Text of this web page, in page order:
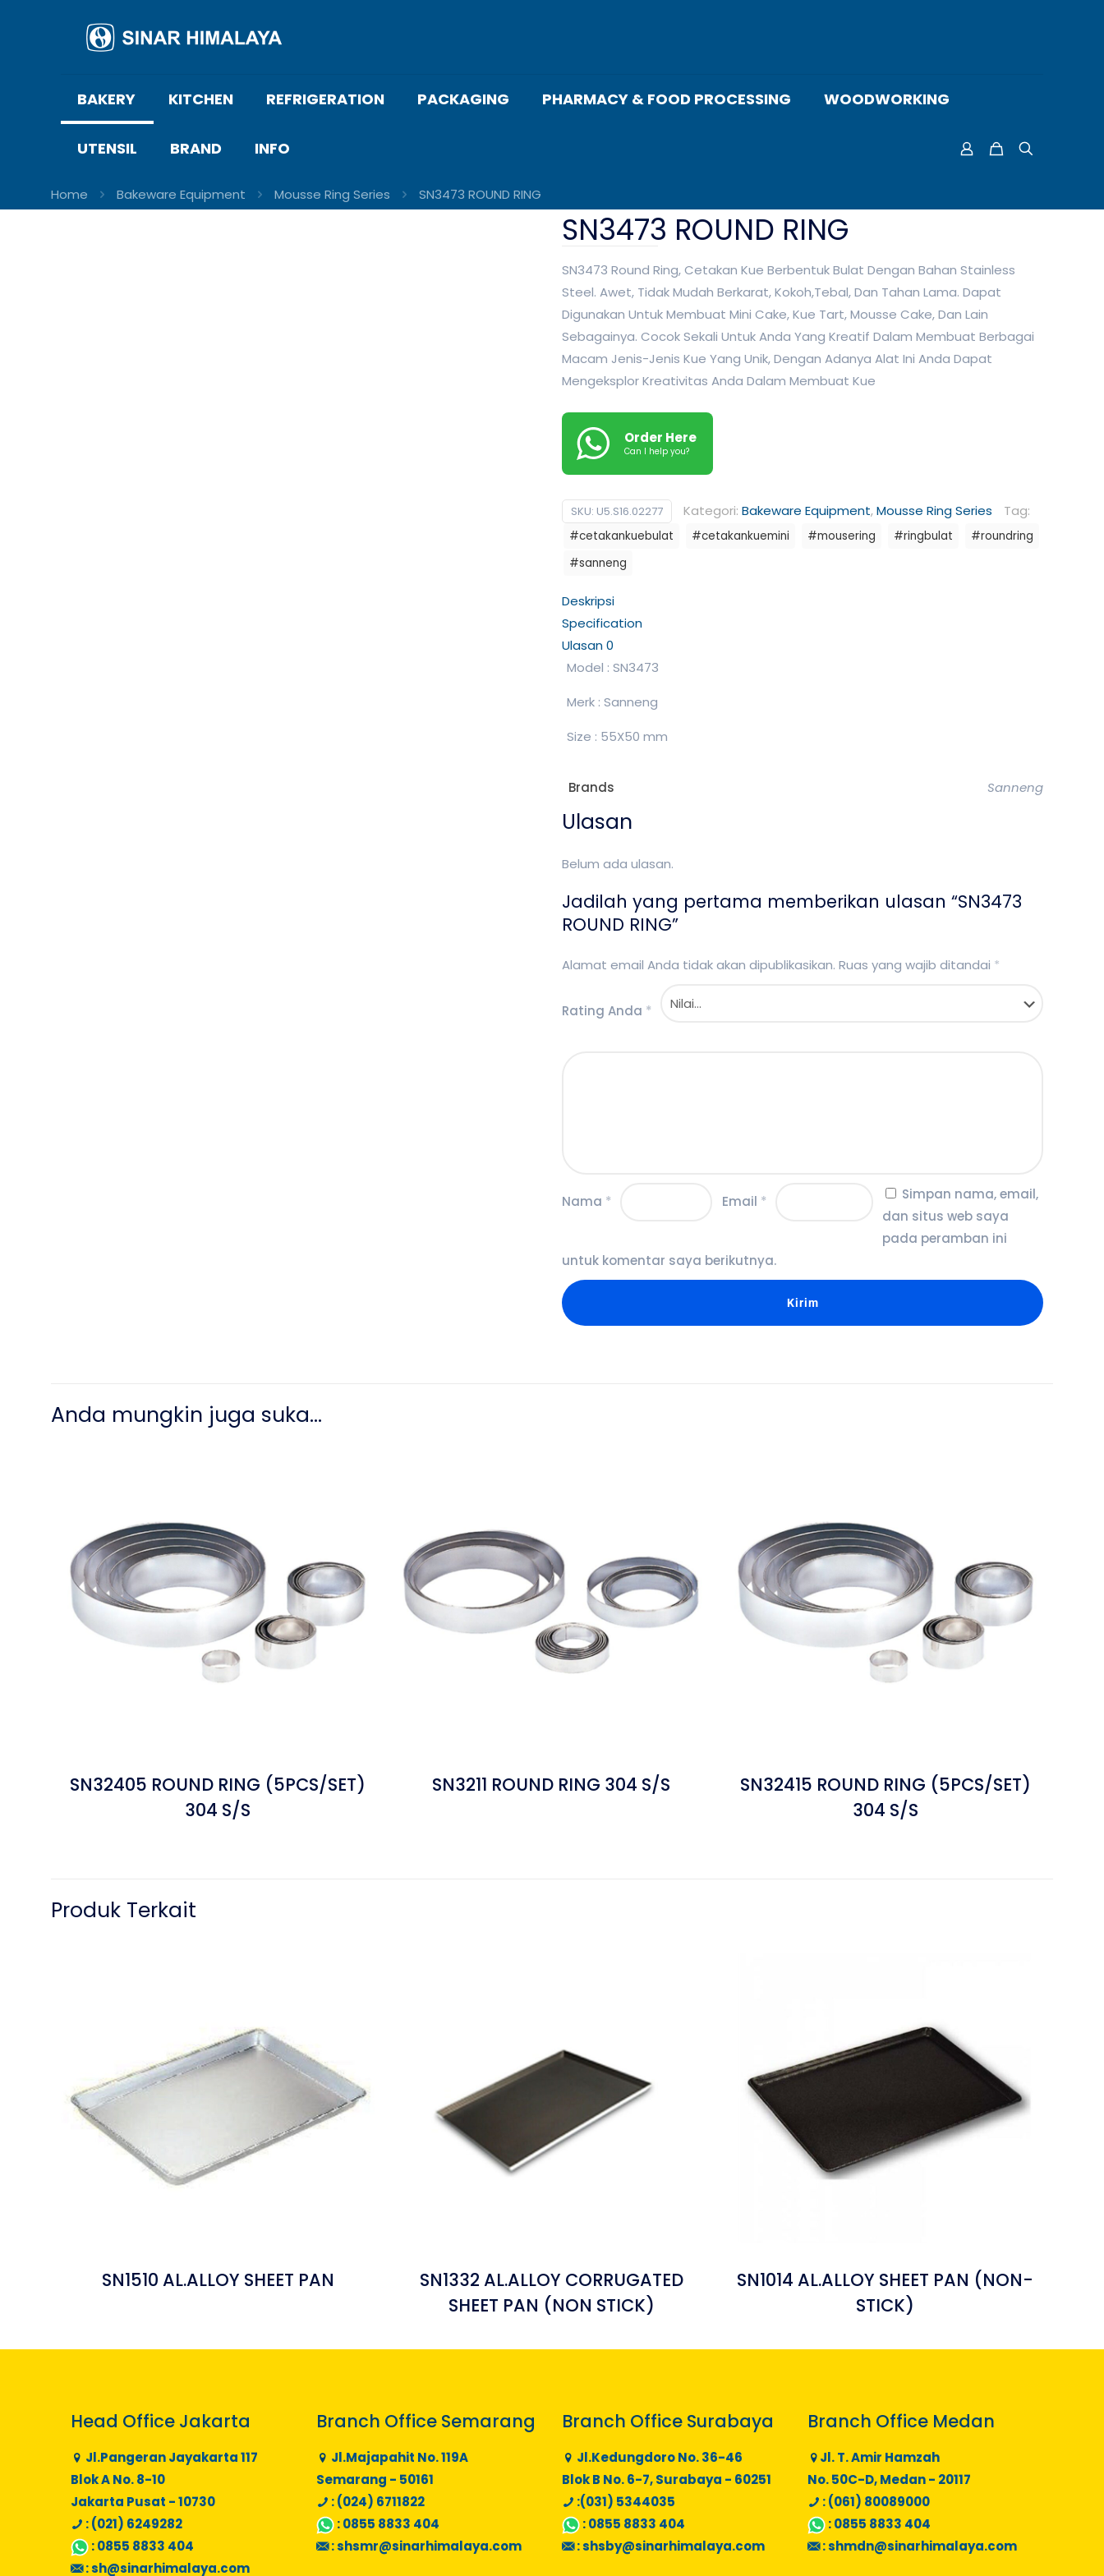
BAKERY KITCHEN REFRIGERATION PACKAGING PHARMACY & FOOD PROCESSING WOODWORKING
UTENSIL BRAND INFO
Home Bakeware Equipment Mousse Ring Series SN3473 ROUND RING
SN3473 ROUND RING
SN3473 Round Ring, Cetakan Kue Berbentuk Bulat Dengan Bahan Stainless
Steel. Awet, Tidak Mudah Berkarat, Kokoh,Tebal, Dan Tahan Lama. Dapat
Digunakan Untuk Membuat Mini Cake, Kue Tart, Mousse Cake, Dan Lain
Sebagainya. Cocok Sekali Untuk Anda Yang Kreatif Dalam Membuat Berbagai
Macam Jenis-Jenis Kue Yang Unik, Dengan Adanya Alat Ini Anda Dapat
Mengeksplor Kreativitas Anda Dalam Membuat Kue
Order Here
Can I help you?
SKU: U5.S16.02277 Kategori: Bakeware Equipment,Mousse Ring Series Tag:
#cetakankuebulat #cetakankuemini #mousering #ringbulat
#roundring
#sanneng
Deskripsi
Specification
Ulasan0
Model : SN3473
Merk : Sanneng
Size : 55X50 mm
Brands Sanneng
Ulasan
Belum ada ulasan.
Jadilah yang pertama memberikan ulasan “SN3473
ROUND RING”
Alamat email Anda tidak akan dipublikasikan. Ruas yang wajib ditandai *
Rating Anda *
Nama * Email *
Simpan nama, email,
dan situs web saya
pada peramban ini
untuk komentar saya berikutnya.
Anda mungkin juga suka…
SN32405 ROUND RING (5PCS/SET)
304 S/S
SN3211 ROUND RING 304 S/S
SN32415 ROUND RING (5PCS/SET)
304 S/S
Produk Terkait
SN1510 AL.ALLOY SHEET PAN
SN1332 AL.ALLOY CORRUGATED
SHEET PAN (NON STICK)
SN1014 AL.ALLOY SHEET PAN (NON-
STICK)
Head Office Jakarta
Jl.Pangeran Jayakarta 117
Blok A No. 8-10
Jakarta Pusat - 10730
: (021) 6249282
:0855 8833 404
:sh@sinarhimalaya.com
Branch Office Semarang
Jl.Majapahit No. 119A
Semarang - 50161
: (024) 6711822
:0855 8833 404
:shsmr@sinarhimalaya.com
Branch Office Surabaya
Jl.Kedungdoro No. 36-46
Blok B No. 6-7, Surabaya - 60251
:(031) 5344035
:0855 8833 404
:shsby@sinarhimalaya.com
Branch Office Medan
Jl. T. Amir Hamzah
No. 50C-D, Medan - 20117
: (061) 80089000
:0855 8833 404
:shmdn@sinarhimalaya.com